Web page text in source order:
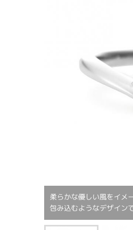
柔らかな優しい風をイメ
包み込むようなデザインで